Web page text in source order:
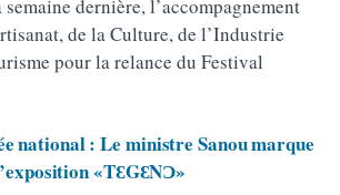
dernière, l’accompagnement
de la Culture, de l’Industrie
pour la relance du Festival
national : Le ministre Sanou marque
«TƐGƐNƆ»